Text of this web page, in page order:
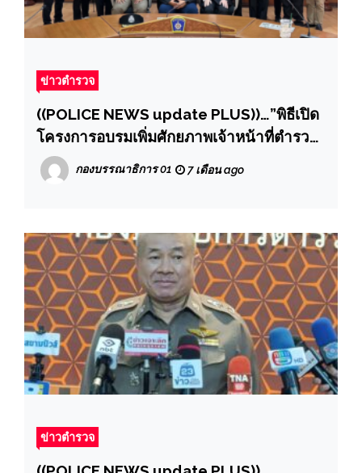
ข่าวตำรวจ
((POLICE NEWS update PLUS))…”พิธีเปิด
โครงการอบรมเพิ่มศักยภาพเจ้าหน้าที่ตำรวจ
ฝ่ายอำนวยการ 5 (ฉบับตำรวจยุคใหม่)
กองบรรณาธิการ 01 7 เดือน ago
ข่าวตำรวจ